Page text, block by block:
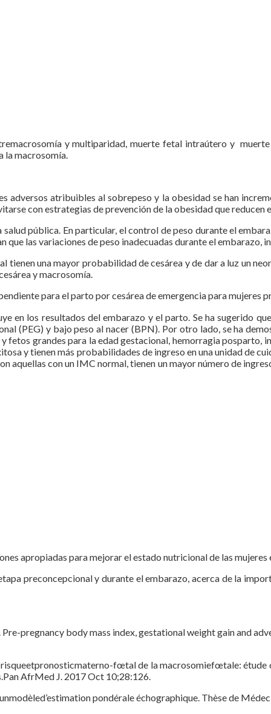
y multiparidad, muerte fetal intraútero y
macrosomía.
adversos atribuibles al sobrepeso y la obesidad se han
con estrategias de prevención de la obesidad que reducen
pública. En particular, el control de peso durante el
que las variaciones de peso inadecuadas durante el embarazo,
una mayor probabilidad de cesárea y de dar a luz un
y macrosomía.
para el parto por cesárea de emergencia para mujeres
en los resultados del embarazo y el parto. Se ha sugerido
(PEG) y bajo peso al nacer (BPN). Por otro lado, se ha
fetos grandes para la edad gestacional, hemorragia
y tienen más probabilidades de ingreso en una unidad de
aquellas con un IMC normal, tienen un mayor número de
apropiadas para mejorar el estado nutricional de las mujeres
preconcepcional y durante el embarazo, acerca de la
pregnancy body mass index, gestational weight gain and
fœtal de la macrosomiefœtale:
AfrMed J. 2017 Oct 10;28:126.
pondérale échographique. Thèse de